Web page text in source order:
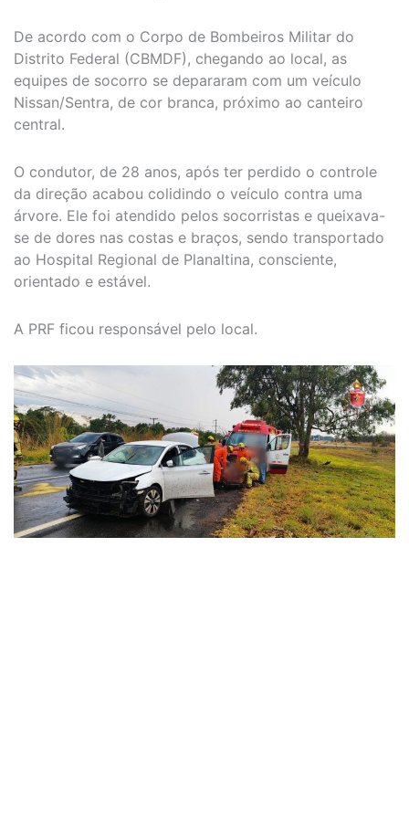
De acordo com o Corpo de Bombeiros Militar do
Distrito Federal (CBMDF), chegando ao local, as
equipes de socorro se depararam com um veículo
Nissan/Sentra, de cor branca, próximo ao canteiro
central.
O condutor, de 28 anos, após ter perdido o controle
da direção acabou colidindo o veículo contra uma
árvore. Ele foi atendido pelos socorristas e queixava-
se de dores nas costas e braços, sendo transportado
ao Hospital Regional de Planaltina, consciente,
orientado e estável.
A PRF ficou responsável pelo local.